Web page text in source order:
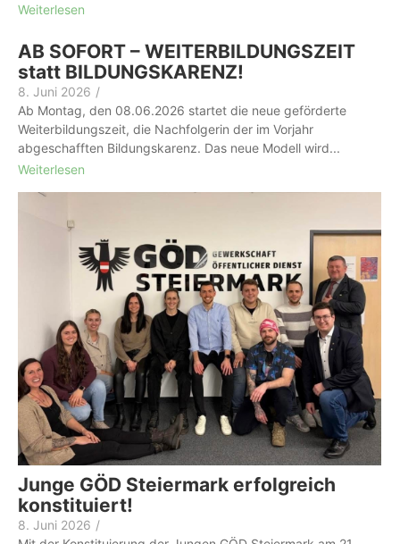
Weiterlesen
AB SOFORT – WEITERBILDUNGSZEIT
statt BILDUNGSKARENZ!
8. Juni 2026 /
Ab Montag, den 08.06.2026 startet die neue geförderte
Weiterbildungszeit, die Nachfolgerin der im Vorjahr
abgeschafften Bildungskarenz. Das neue Modell wird...
Weiterlesen
Junge GÖD Steiermark erfolgreich
konstituiert!
8. Juni 2026 /